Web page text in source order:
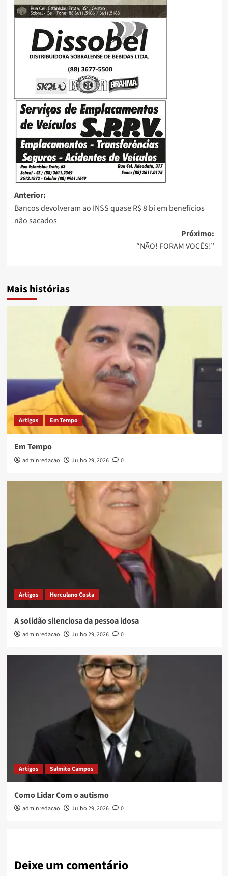
Anterior:
Bancos devolveram ao INSS quase R$ 8 bi em benefícios
não sacados
Próximo:
“NÃO! FORAM VOCÊS!”
Mais histórias
Artigos Em Tempo
Em Tempo
adminredacao Julho 29, 2026 0
Artigos Herculano Costa
A solidão silenciosa da pessoa idosa
adminredacao Julho 29, 2026 0
Artigos Salmito Campos
Como Lidar Com o autismo
adminredacao Julho 29, 2026 0
Deixe um comentário